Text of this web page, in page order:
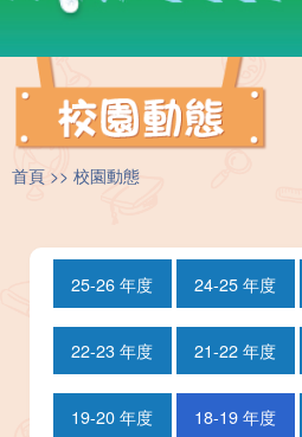
首頁 校園動態
25-26 年度 24-25 年度
22-23 年度 21-22 年度
19-20 年度 18-19 年度